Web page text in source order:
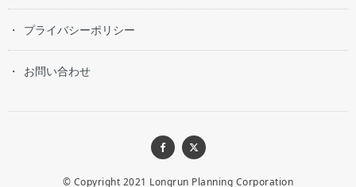
プライバシーポリシー
お問い合わせ
© Copyright 2021 Longrun Planning Corporation